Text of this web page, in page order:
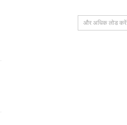
और अधिक लोड करें